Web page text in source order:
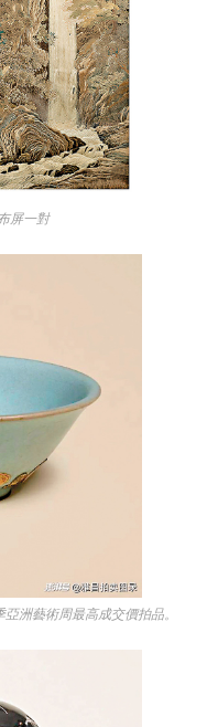
屏一對
洲藝術周最高成交價拍品。